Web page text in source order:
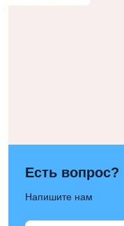
Есть вопрос?
Напишите нам